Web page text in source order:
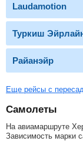
Laudamotion
Туркиш
Райанэйр
Еще рейсы с
Самолеты
На авиамаршруте
Зависимость марки